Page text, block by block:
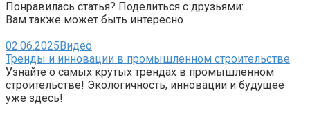
Понравилась статья? Поделиться с друзьями:
Вам также может быть интересно
02.06.2025 Видео
Тренды и инновации в промышленном строительстве
Узнайте о самых крутых трендах в промышленном
строительстве! Экологичность, инновации и будущее
уже здесь!